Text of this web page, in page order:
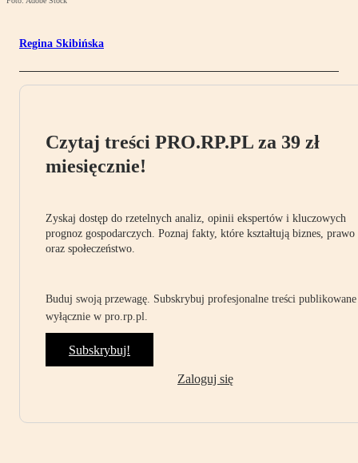
Regina Skibińska
Czytaj treści PRO.RP.PL za 39 zł
miesięcznie!
Zyskaj dostęp do rzetelnych analiz, opinii ekspertów i kluczowych
prognoz gospodarczych. Poznaj fakty, które kształtują biznes, prawo
oraz społeczeństwo.
Buduj swoją przewagę. Subskrybuj profesjonalne treści publikowane
wyłącznie w pro.rp.pl.
Subskrybuj!
Zaloguj się